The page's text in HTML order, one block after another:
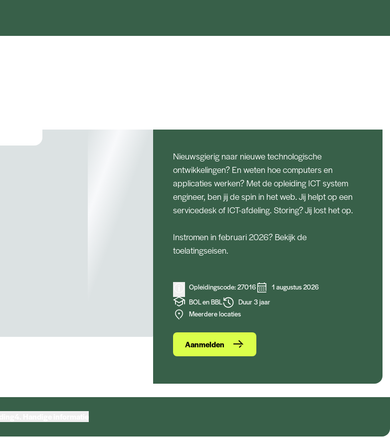
Nieuwsgierig naar nieuwe technologische
ontwikkelingen? En weten hoe computers en
applicaties werken? Met de opleiding ICT system
engineer, ben jij de spin in het web. Jij helpt op een
servicedesk of ICT-afdeling. Storing? Jij lost het op.
Instromen in februari 2026? Bekijk de
toelatingseisen.
Opleidingscode: 27016
1 augustus 2026
BOL en BBL
Duur 3 jaar
Meerdere locaties
Aanmelden